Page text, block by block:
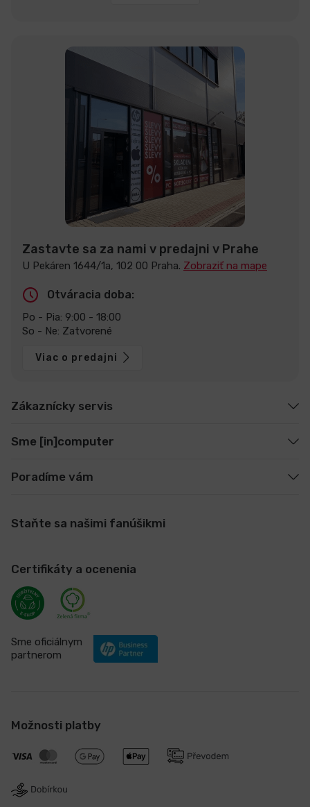
Zastavte sa za nami v predajni v Prahe
U Pekáren 1644/1a, 102 00 Praha. Zobraziť na mape
Otváracia doba:
Po - Pia: 9:00 - 18:00
So - Ne: Zatvorené
Viac o predajni
Zákaznícky servis
Sme [in]computer
Poradíme vám
Staňte sa našimi fanúšikmi
Certifikáty a ocenenia
Sme oficiálnym
partnerom
Možnosti platby